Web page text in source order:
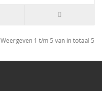
Weergeven 1 t/m 5 van in totaal 5